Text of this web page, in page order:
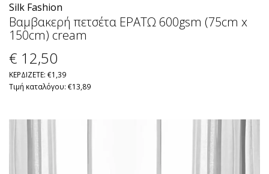
Silk Fashion
Βαμβακερή πετσέτα ΕΡΑΤΩ 600gsm (75cm x
150cm) cream
€ 12,50
ΚΕΡΔΙΖΕΤΕ: €1,39
Τιμή καταλόγου: €13,89